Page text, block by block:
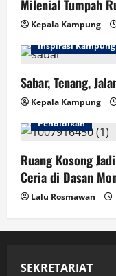
Milenial Tumpah
Kepala Kampung
Inspirasi Kampung
Sabar, Tenang,
Kepala Kampung
Pendidikan
Ruang Kosong
Ceria di Dasan
Lalu Rosmawan
SEKRETARIAT